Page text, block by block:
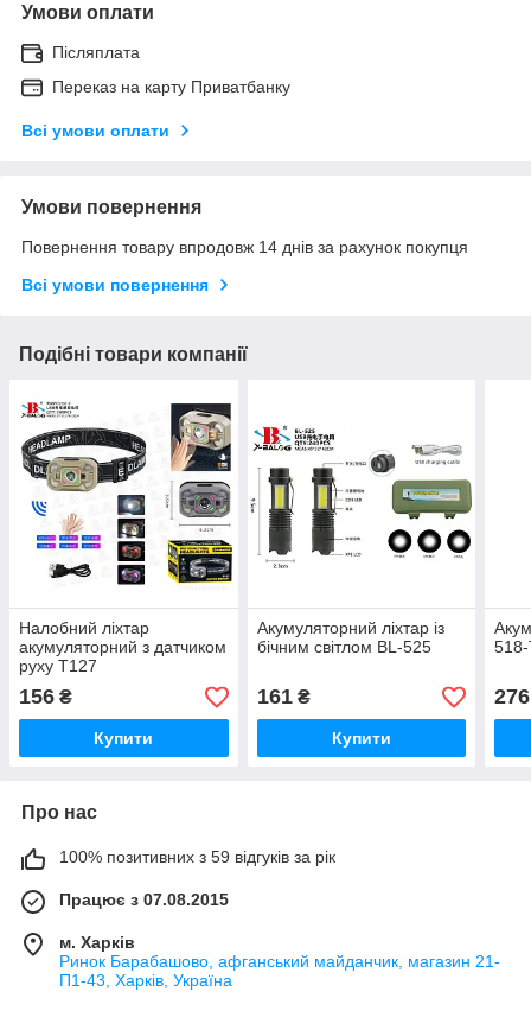
Умови оплати
Післяплата
Переказ на карту Приватбанку
Всі умови оплати
Умови повернення
Повернення товару впродовж 14 днів за рахунок покупця
Всі умови повернення
Подібні товари компанії
Налобний ліхтар
акумуляторний з датчиком
руху T127
156 ₴
Купити
Акумуляторний ліхтар із
бічним світлом BL-525
161₴
Купити
276
Про нас
100% позитивних з 59 відгуків за рік
Працює з 07.08.2015
м. Харків
Ринок Барабашово, афганський майданчик, магазин 21-
П1-43, Харків, Україна